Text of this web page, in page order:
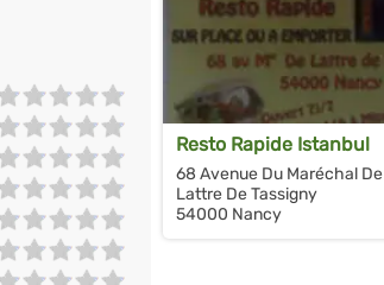
Resto Rapide Istanbul
68 Avenue Du Maréchal De
Lattre De Tassigny
54000 Nancy